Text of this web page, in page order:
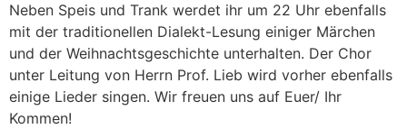
Neben Speis und Trank werdet ihr um 22 Uhr ebenfalls
mit der traditionellen Dialekt-Lesung einiger Märchen
und der Weihnachtsgeschichte unterhalten. Der Chor
unter Leitung von Herrn Prof. Lieb wird vorher ebenfalls
einige Lieder singen. Wir freuen uns auf Euer/ Ihr
Kommen!